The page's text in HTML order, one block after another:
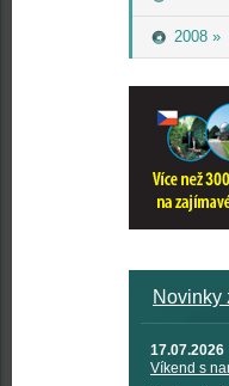
2008 »
Novinky
17.07.2026
Víkend s